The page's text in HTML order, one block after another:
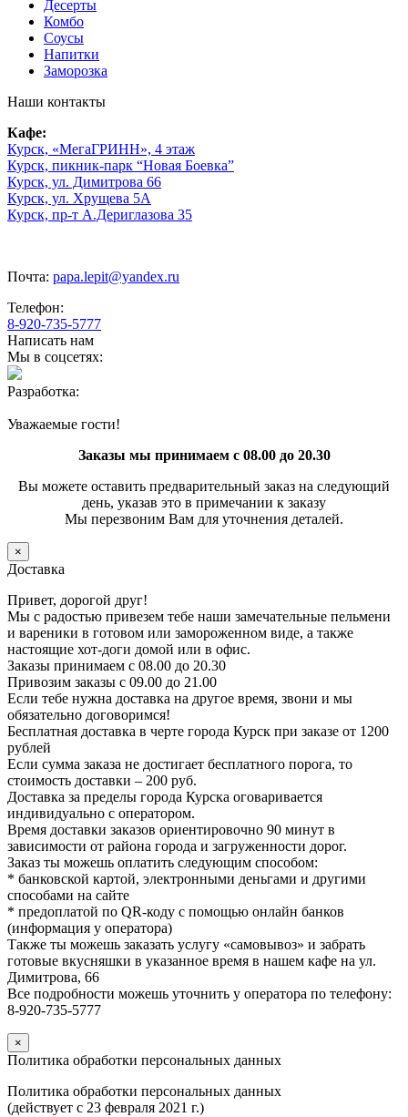
Десерты
Комбо
Соусы
Напитки
Заморозка
Наши контакты
Кафе:
Курск, «МегаГРИНН», 4 этаж
Курск, пикник-парк “Новая Боевка”
Курск, ул. Димитрова 66
Курск, ул. Хрущева 5А
Курск, пр-т А.Дериглазова 35
Почта: papa.lepit@yandex.ru
Телефон:
8-920-735-5777
Написать нам
Мы в соцсетях:
Разработка:
Уважаемые гости!
Заказы мы принимаем с 08.00 до 20.30
Вы можете оставить предварительный заказ на следующий
день, указав это в примечании к заказу
Мы перезвоним Вам для уточнения деталей.
×
Доставка
Привет, дорогой друг!
Мы с радостью привезем тебе наши замечательные пельмени
и вареники в готовом или замороженном виде, а также
настоящие хот-доги домой или в офис.
Заказы принимаем с 08.00 до 20.30
Привозим заказы с 09.00 до 21.00
Если тебе нужна доставка на другое время, звони и мы
обязательно договоримся!
Бесплатная доставка в черте города Курск при заказе от 1200
рублей
Если сумма заказа не достигает бесплатного порога, то
стоимость доставки – 200 руб.
Доставка за пределы города Курска оговаривается
индивидуально с оператором.
Время доставки заказов ориентировочно 90 минут в
зависимости от района города и загруженности дорог.
Заказ ты можешь оплатить следующим способом:
* банковской картой, электронными деньгами и другими
способами на сайте
* предоплатой по QR-коду с помощью онлайн банков
(информация у оператора)
Также ты можешь заказать услугу «самовывоз» и забрать
готовые вкусняшки в указанное время в нашем кафе на ул.
Димитрова, 66
Все подробности можешь уточнить у оператора по телефону:
8-920-735-5777
×
Политика обработки персональных данных
Политика обработки персональных данных
(действует с 23 февраля 2021 г.)